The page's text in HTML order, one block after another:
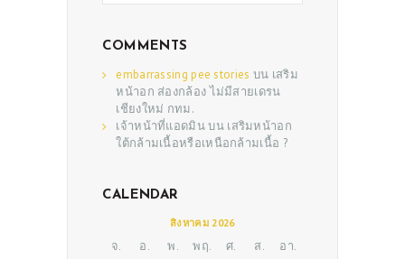
COMMENTS
embarrassing pee stories บน เสริม
หน้าอก ส่องกล้อง ไม่มีสายเดรน
เชียงใหม่ กทม.
เจ้าหน้าที่แอดมินบน เสริมหน้าอก
ใต้กล้ามเนื้อหรือเหนือกล้ามเนื้อ ?
CALENDAR
สิงหาคม 2026
จ. อ. พ. พฤ. ศ. ส. อา.